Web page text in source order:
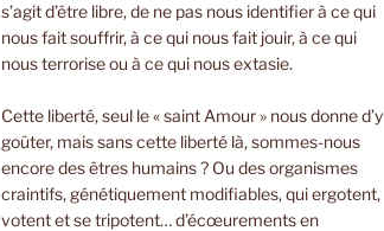
s’agit d’être libre, de ne pas nous identifier à ce qui
nous fait souffrir, à ce qui nous fait jouir, à ce qui
nous terrorise ou à ce qui nous extasie.
Cette liberté, seul le « saint Amour » nous donne d’y
goûter, mais sans cette liberté là, sommes-nous
encore des êtres humains ? Ou des organismes
craintifs, génétiquement modifiables, qui ergotent,
votent et se tripotent… d’écœurements en